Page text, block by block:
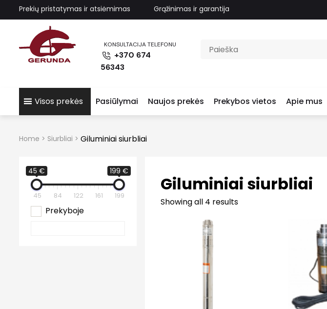
Prekių pristatymas ir atsiėmimas Grąžinimas ir garantija
KONSULTACIJA TELEFONU
+370 674
56343
Visos prekės Pasiūlymai Naujos prekės Prekybos vietos Apie mus
Home > Siurbliai > Giluminiai siurbliai
45 € 199 €
45 84 122 161 199
Prekyboje
Giluminiai siurbliai
Showing all 4 results